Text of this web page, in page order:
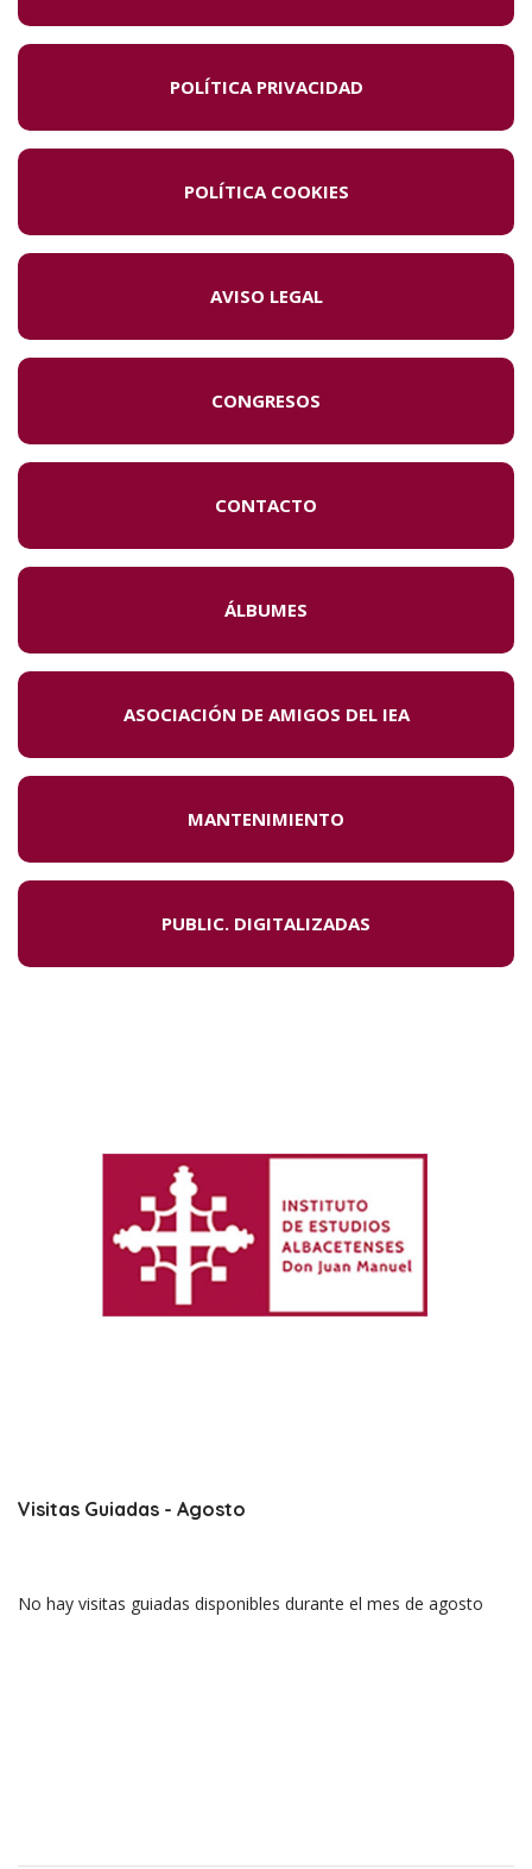
POLÍTICA PRIVACIDAD
POLÍTICA COOKIES
AVISO LEGAL
CONGRESOS
CONTACTO
ÁLBUMES
ASOCIACIÓN DE AMIGOS DEL IEA
MANTENIMIENTO
PUBLIC. DIGITALIZADAS
Visitas Guiadas - Agosto
No hay visitas guiadas disponibles durante el mes de agosto